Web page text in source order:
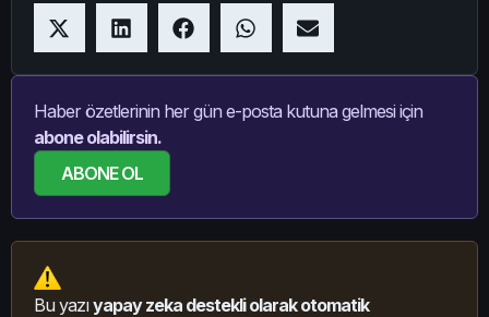
Haber özetlerinin her gün e-posta kutuna gelmesi için
abone olabilirsin.
ABONE OL
Bu yazıyapay zeka destekli olarak otomatik